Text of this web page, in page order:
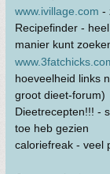
www.ivillage.com -
Recipefinder -
manier kunt
hoeveelheid links
groot dieet-forum)
Dieetrecepten!!! -
toe heb gezien
caloriefreak - veel